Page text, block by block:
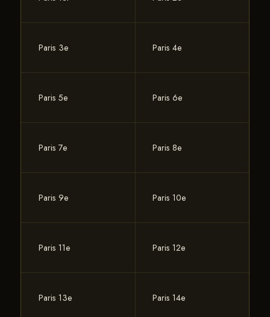
Paris 3e Paris 4e
Paris 5e Paris 6e
Paris 7e Paris 8e
Paris 9e Paris 10e
Paris 11e Paris 12e
Paris 13e Paris 14e